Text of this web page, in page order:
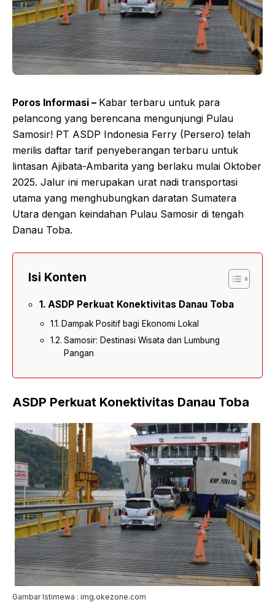
Poros Informasi – Kabar terbaru untuk para
pelancong yang berencana mengunjungi Pulau
Samosir! PT ASDP Indonesia Ferry (Persero) telah
merilis daftar tarif penyeberangan terbaru untuk
lintasan Ajibata-Ambarita yang berlaku mulai Oktober
2025. Jalur ini merupakan urat nadi transportasi
utama yang menghubungkan daratan Sumatera
Utara dengan keindahan Pulau Samosir di tengah
Danau Toba.
Isi Konten
ASDP Perkuat Konektivitas Danau Toba
Dampak Positif bagi Ekonomi Lokal
Samosir: Destinasi Wisata dan Lumbung
Pangan
ASDP Perkuat Konektivitas Danau Toba
Gambar Istimewa : img.okezone.com